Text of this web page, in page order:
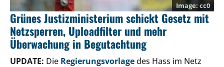
cc0
Grünes Justizministerium schickt Gesetz mit
Netzsperren, Uploadfilter und mehr
Überwachung in Begutachtung
UPDATE: Die Regierungsvorlagedes Hass im Netz